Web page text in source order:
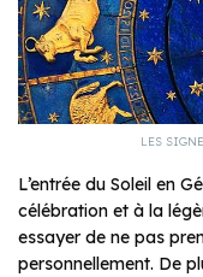
LES
L’entrée du Soleil en
célébration et à la
essayer de ne pas
personnellement. De